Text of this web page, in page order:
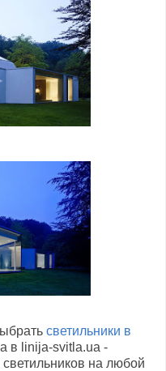
светильники в
в linija-svitla.ua -
на любой